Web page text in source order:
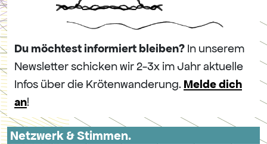
Du möchtest informiert bleiben? In unserem
Newsletter schicken wir 2-3x im Jahr aktuelle
Infos über die Krötenwanderung. Melde dich
an!
Netzwerk & Stimmen.